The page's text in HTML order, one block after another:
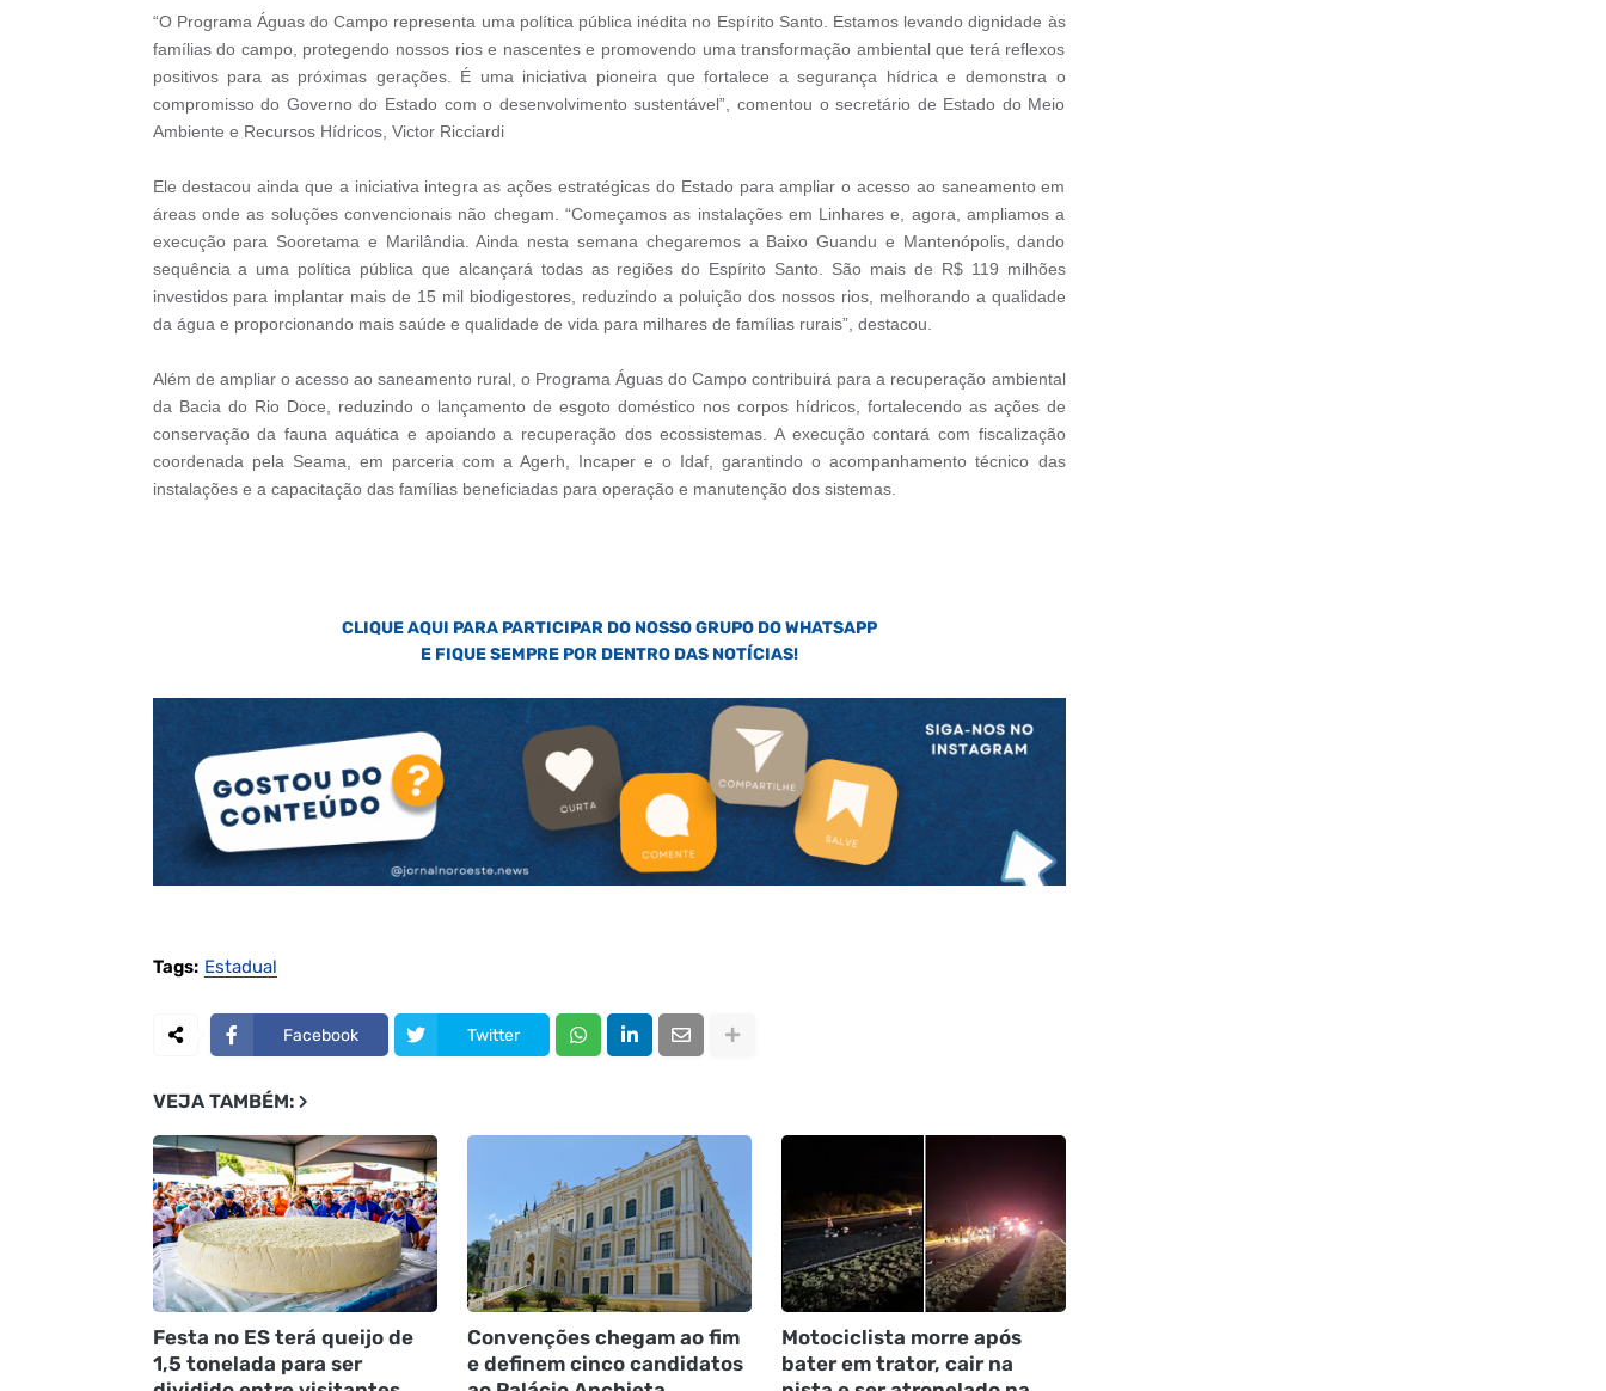
“O Programa Águas do Campo representa uma política pública inédita no Espírito Santo. Estamos levando dignidade às
famílias do campo, protegendo nossos rios e nascentes e promovendo uma transformação ambiental que terá reflexos
positivos para as próximas gerações. É uma iniciativa pioneira que fortalece a segurança hídrica e demonstra o
compromisso do Governo do Estado com o desenvolvimento sustentável”, comentou o secretário de Estado do Meio
Ambiente e Recursos Hídricos, Victor Ricciardi
Ele destacou ainda que a iniciativa integra as ações estratégicas do Estado para ampliar o acesso ao saneamento em
áreas onde as soluções convencionais não chegam. “Começamos as instalações em Linhares e, agora, ampliamos a
execução para Sooretama e Marilândia. Ainda nesta semana chegaremos a Baixo Guandu e Mantenópolis, dando
sequência a uma política pública que alcançará todas as regiões do Espírito Santo. São mais de R$ 119 milhões
investidos para implantar mais de 15 mil biodigestores, reduzindo a poluição dos nossos rios, melhorando a qualidade
da água e proporcionando mais saúde e qualidade de vida para milhares de famílias rurais”, destacou.
Além de ampliar o acesso ao saneamento rural, o Programa Águas do Campo contribuirá para a recuperação ambiental
da Bacia do Rio Doce, reduzindo o lançamento de esgoto doméstico nos corpos hídricos, fortalecendo as ações de
conservação da fauna aquática e apoiando a recuperação dos ecossistemas. A execução contará com fiscalização
coordenada pela Seama, em parceria com a Agerh, Incaper e o Idaf, garantindo o acompanhamento técnico das
instalações e a capacitação das famílias beneficiadas para operação e manutenção dos sistemas.
CLIQUE AQUI PARA PARTICIPAR DO NOSSO GRUPO DO WHATSAPP
E FIQUE SEMPRE POR DENTRO DAS NOTÍCIAS!
Tags: Estadual
Facebook Twitter
VEJA TAMBÉM:
Festa no ES terá queijo de
1,5 tonelada para ser
Convenções chegam ao fim
e definem cinco candidatos
Motociclista morre após
bater em trator, cair na